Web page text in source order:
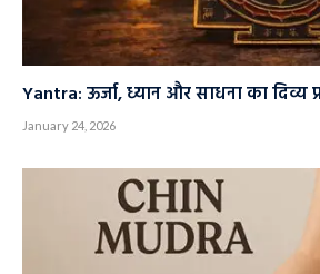
Yantra: ऊर्जा, ध्यान और साधना का दिव्य
January 24, 2026